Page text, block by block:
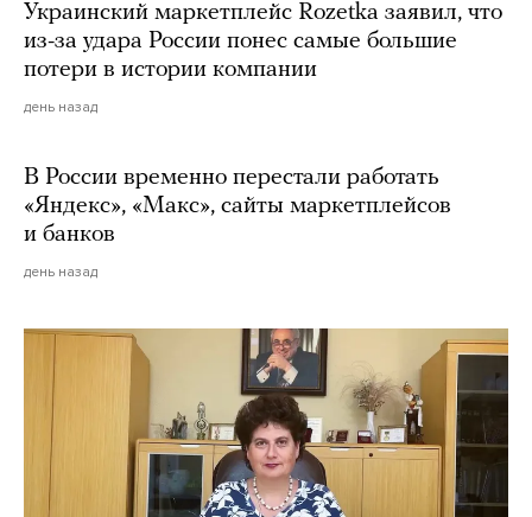
Украинский маркетплейс Rozetka заявил, что
из-за удара России понес самые большие
потери в истории компании
день назад
В России временно перестали работать
«Яндекс», «Макс», сайты маркетплейсов
и банков
день назад